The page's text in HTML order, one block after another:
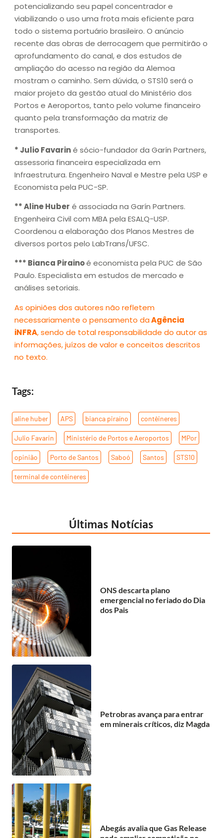
potencializando seu papel concentrador e
viabilizando o uso uma frota mais eficiente para
todo o sistema portuário brasileiro. O anúncio
recente das obras de derrocagem que permitirão o
aprofundamento do canal, e dos estudos de
ampliação do acesso na região da Alemoa
mostram o caminho. Sem dúvida, o STS10 será o
maior projeto da gestão atual do Ministério dos
Portos e Aeroportos, tanto pelo volume financeiro
quanto pela transformação da matriz de
transportes.
* Julio Favariné sócio-fundador da Garín Partners,
assessoria financeira especializada em
Infraestrutura. Engenheiro Naval e Mestre pela USP e
Economista pela PUC-SP.
** Aline Huber é associada na Garín Partners.
Engenheira Civil com MBA pela ESALQ-USP.
Coordenou a elaboração dos Planos Mestres de
diversos portos pelo LabTrans/UFSC.
*** Bianca Pirainoé economista pela PUC de São
Paulo. Especialista em estudos de mercado e
análises setoriais.
As opiniões dos autores não refletem
necessariamente o pensamento daAgência
iNFRA, sendo de total responsabilidade do autor as
informações, juízos de valor e conceitos descritos
no texto.
Tags:
aline huber APS bianca piraíno contêineres
Julio Favarin Ministério de Portos e Aeroportos MPor
opinião Porto de Santos Saboó Santos STS10
terminal de contêineres
Últimas Notícias
ONS descarta plano
emergencial no feriado do Dia
dos Pais
Petrobras avança para entrar
em minerais críticos, diz Magda
Abegás avalia que Gas Release